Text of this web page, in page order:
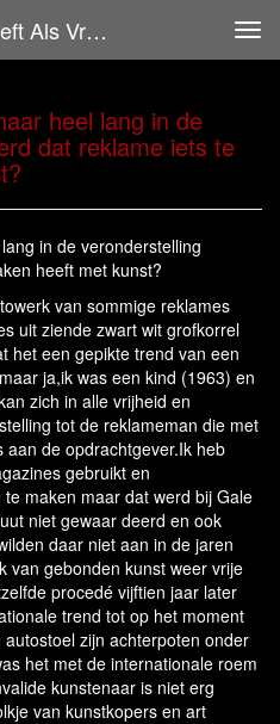
Fred Van Der Wal - U Heeft Als Vrij Kunstenaar Heel Lang In De Veronderstelling Verkeerd Dat Reklame Iets Te Maken Heeft Met Kunst?
heel lang in de
dat reklame iets te
in de veronderstelling
heeft met kunst?
van sommige reklames
uit ziende zwart wit grofkorrel
het een gepikte trend van een
ja,ik was een kind (1963) en
zich in alle vrijheid en
tot de reklameman die met
de opdrachtgever.Ik heb
gebruikt en
maken maar dat werd bij Gale
niet gewaar deerd en ook
daar niet aan in de jaren
van gebonden kunst weer vrije
procedé vijftien jaar later
trend tot op het moment
zijn achterpoten onder
het met de internationale roem
kunstenaar is niet erg
van kunstkopers en art